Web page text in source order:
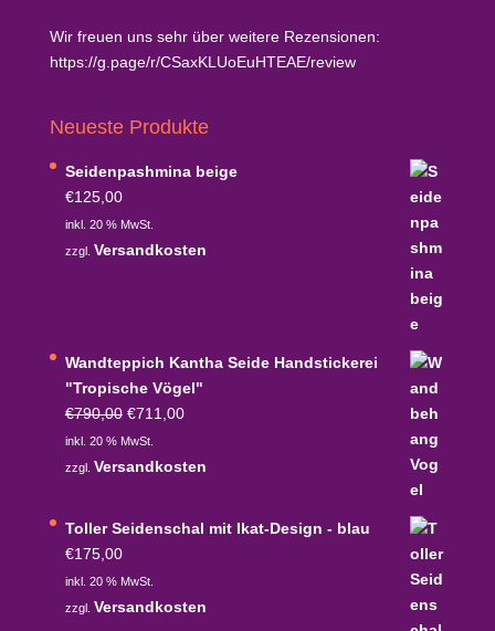
Wir freuen uns sehr über weitere Rezensionen:
https://g.page/r/CSaxKLUoEuHTEAE/review
Neueste Produkte
Seidenpashmina beige
€125,00
inkl. 20 % MwSt.
zzgl. Versandkosten
Wandteppich Kantha Seide Handstickerei
"Tropische Vögel"
€790,00 Ursprünglicher
Preis
war:
€711,00Aktueller
ist:
inkl. 20 % MwSt.
zzgl. Versandkosten
Toller Seidenschal mit Ikat-Design - blau
€175,00
inkl. 20 % MwSt.
zzgl. Versandkosten